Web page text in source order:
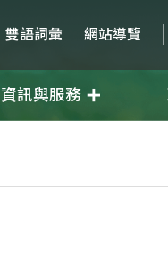
雙語詞彙 網站導覽
資訊與服務